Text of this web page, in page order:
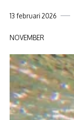
13 februari 2026
NOVEMBER